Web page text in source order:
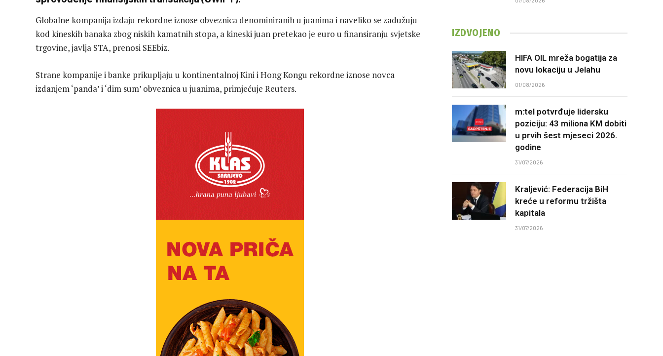
Globalne kompanija izdaju rekordne iznose obveznica denominiranih u juanima i naveliko se zadužuju
kod kineskih banaka zbog niskih kamatnih stopa, a kineski juan pretekao je euro u finansiranju svjetske
trgovine, javlja STA, prenosi SEEbiz.
Strane kompanije i banke prikupljaju u kontinentalnoj Kini i Hong Kongu rekordne iznose novca
izdanjem ‘panda’ i ‘dim sum’ obveznica u juanima, primjećuje Reuters.
IZDVOJENO
HIFA OIL mreža bogatija za
novu lokaciju u Jelahu
01/08/2026
m:tel potvrđuje lidersku
poziciju: 43 miliona KM dobiti
u prvih šest mjeseci 2026.
godine
31/07/2026
Kraljević: Federacija BiH
kreće u reformu tržišta
kapitala
31/07/2026